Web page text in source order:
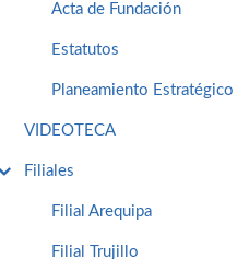
Acta de Fundación
Estatutos
Planeamiento Estratégico
VIDEOTECA
Filiales
Filial Arequipa
Filial Trujillo